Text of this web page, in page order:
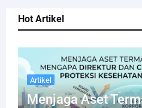
Hot Artikel
Artikel
Menjaga Aset